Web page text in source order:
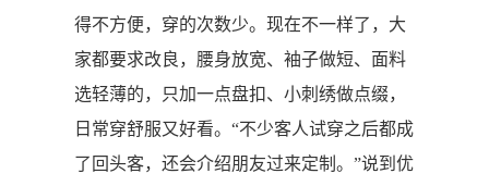
得不方便，穿的次数少。现在不一样了，大
家都要求改良，腰身放宽、袖子做短、面料
选轻薄的，只加一点盘扣、小刺绣做点缀，
日常穿舒服又好看。“不少客人试穿之后都成
了回头客，还会介绍朋友过来定制。”说到优